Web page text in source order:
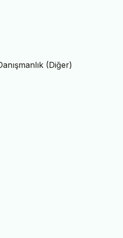
(Diğer)